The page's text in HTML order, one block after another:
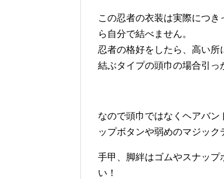
この忍者の衣装は実際につ
ら自分で結べません。
忍者の格好をしたら、高い所
結ぶタイプの頭巾の場合引っ
なので頭巾ではなくヘアバ
ップボタンや弱めのマジック
手甲、脚絆はゴムやスナップ
い！